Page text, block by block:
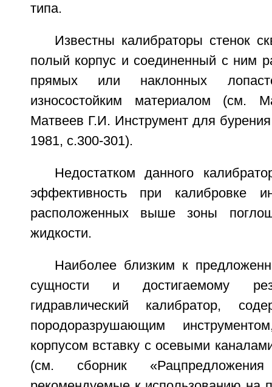
типа.
Известны калибраторы стенок
полый корпус и соединенный с ним
прямых или наклонных
износостойким материалом (см.
Матвеев Г.И. Инструмент для
1981, с.300-301).
Недостатком данного
эффективность при калибровке
расположенных выше зоны
жидкости.
Наиболее близким к
сущности и достигаемому
гидравлический калибратор,
породоразрушающим
корпусом вставку с осевыми
(см. сборник